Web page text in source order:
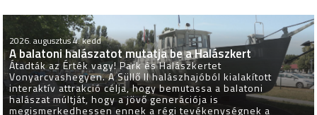
2026. augusztus 4. kedd
A balatoni halászatot mutatja be a Halászkert
Átadták az Érték vagy! Park és Halászkertet
Vonyarcvashegyen. A Süllő II halászhajóból kialakított
interaktív attrakció célja, hogy bemutassa a balatoni
halászat múltját, hogy a jövő generációja is
megismerkedhessen ennek a régi tevékenységnek a